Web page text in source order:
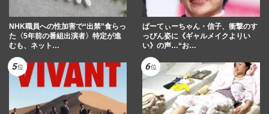
NHK職員への性加害で“出禁”食らっ
た〈5年前の番組出演者〉特定が進
むも、ネット…
ぱーてぃーちゃん・信子、衝撃のす
っぴん姿に《ギャルメイクよりい
い》の声…“お…